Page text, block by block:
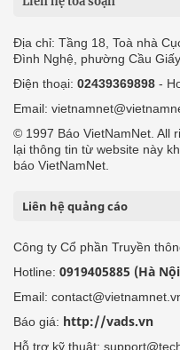
Địa chỉ: Tầng 18, Toà nhà
Đình Nghệ, phường Cầu
Điện thoại: 02439369898 -
Email:
© 1997 Báo VietNamNet. All
lại thông tin từ website này
báo VietNamNet.
Liên hệ quảng cáo
Công ty Cổ phần Truyền
Hotline: 0919405885 (Hà
Email:
Báo giá: http://vads.vn
Hỗ trợ kỹ thuật: